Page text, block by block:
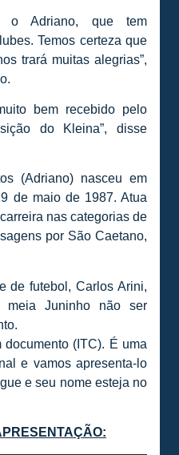
o Adriano, que tem
Temos certeza que
trará muitas alegrias”,
bem recebido pelo
do Kleina”, disse
(Adriano) nasceu em
de maio de 1987. Atua
nas categorias de
por São Caetano,
de futebol, Carlos Arini,
Juninho não ser
documento (ITC). É uma
e vamos apresenta-lo
e seu nome esteja no